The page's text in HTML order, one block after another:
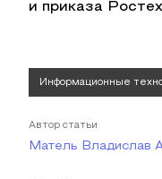
и приказа
Информационные
Автор статьи
Матель Владислав